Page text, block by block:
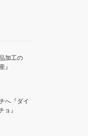
加工の
』
へ『ダイ
ョ』